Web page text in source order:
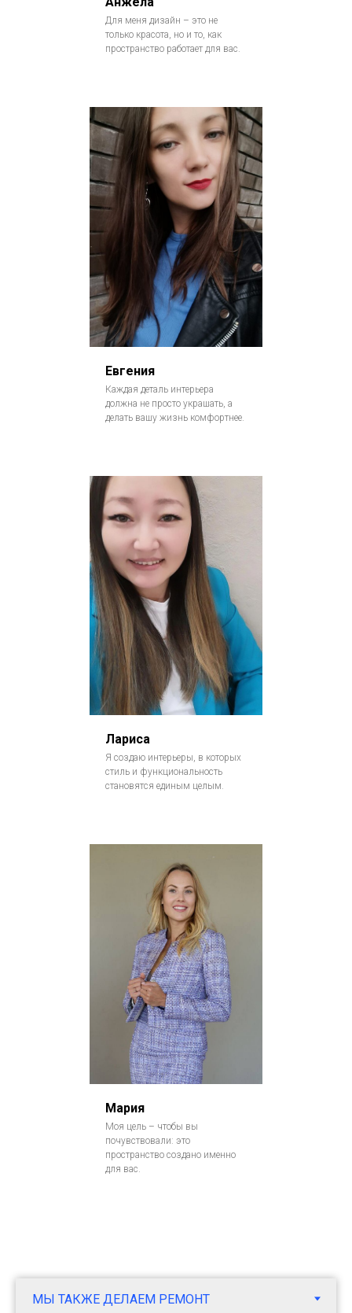
Для меня дизайн – это не
только красота, но и то, как
пространство работает для вас.
Евгения
Каждая деталь интерьера
должна не просто украшать, а
делать вашу жизнь комфортнее.
Лариса
Я создаю интерьеры, в которых
стиль и функциональность
становятся единым целым.
Мария
Моя цель – чтобы вы
почувствовали: это
пространство создано именно
для вас.